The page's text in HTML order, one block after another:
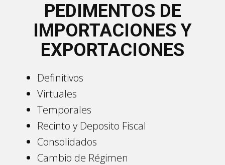
PEDIMENTOS DE
IMPORTACIONES Y
EXPORTACIONES
Definitivos
Virtuales
Temporales
Recinto y Deposito Fiscal
Consolidados
Cambio de Régimen